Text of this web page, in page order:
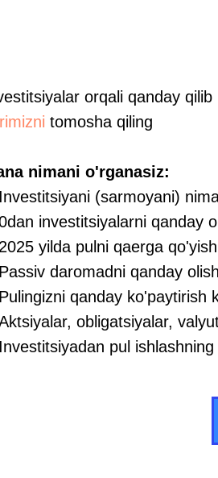
orqali qanday
tomosha qiling
nimani o'rganasiz:
Investitsiyani (sarmoyani)
investitsiyalarni qanday
2025 yilda pulni qaerga
Passiv daromadni qanday
Pulingizni qanday ko'paytirish
obligatsiyalar,
Investitsiyadan pul